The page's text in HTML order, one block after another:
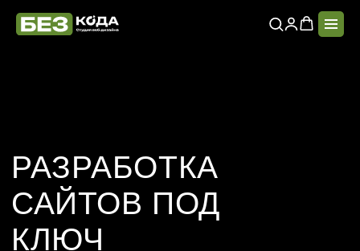
КЛЮЧ
Мы создадим для Вас сайт любой сложности:
от одностраничной визитки до интернет-
магазина.